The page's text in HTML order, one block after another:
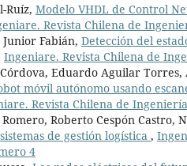
Ruíz, Modelo VHDL de Control
Revista Chilena de
Fabián, Detección del
Ingeniare. Revista Chilena de
Eduardo Aguilar Torres,
móvil autónomo usando
Revista Chilena de
Roberto Cespón Castro,
de gestión logística ,
4